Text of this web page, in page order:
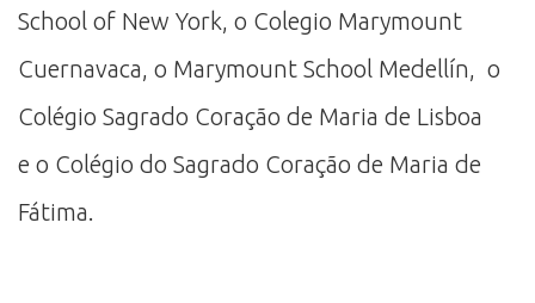
School of New York, o Colegio Marymount
Cuernavaca, o Marymount School Medellín, o
Colégio Sagrado Coração de Maria de Lisboa
e o Colégio do Sagrado Coração de Maria de
Fátima.